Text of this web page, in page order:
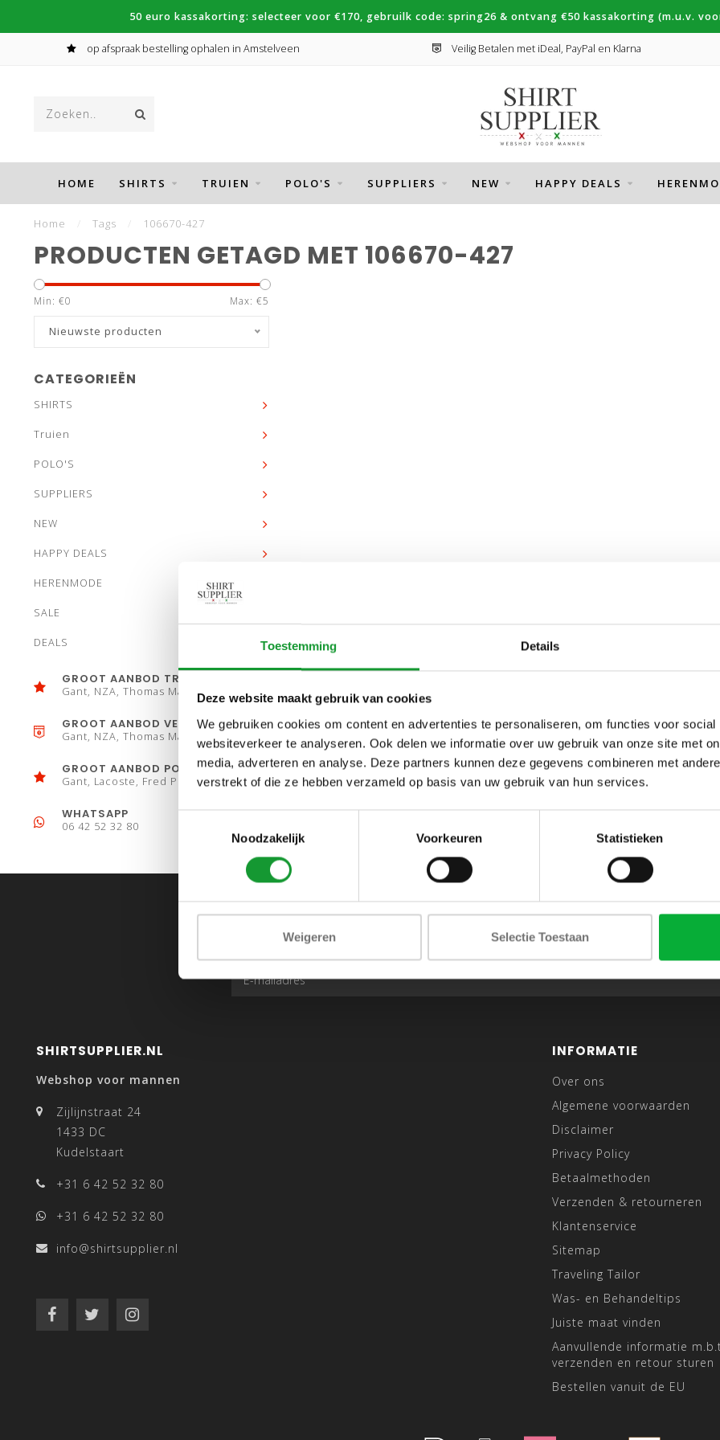
Toestemming Details
Deze website maakt gebruik van cookies
We gebruiken cookies om content en advertenties te personaliseren, om functies voor
websiteverkeer te analyseren. Ook delen we informatie over uw gebruik van onze site met
media, adverteren en analyse. Deze partners kunnen deze gegevens combineren met
verstrekt of die ze hebben verzameld op basis van uw gebruik van hun services.
Noodzakelijk
Voorkeuren Statistieken
Weigeren Selectie Toestaan
50 euro kassakorting: selecteer voor €170, gebruilk code: spring26 & ontvang €50 kassakorting (m.u.v.
op afspraak bestelling ophalen in Amstelveen Veilig Betalen met iDeal, PayPal en Klarna
HOME SHIRTS TRUIEN POLO'S SUPPLIERS NEW HAPPY DEALS
Home Tags 106670-427
PRODUCTEN GETAGD MET 106670-427
Min: €0 Max: €5
Nieuwste producten
CATEGORIEËN
SHIRTS
Truien
POLO'S
SUPPLIERS
NEW
HAPPY DEALS
HERENMODE
SALE
DEALS
GROOT AANBOD TRUIEN
Gant, NZA, Thomas Maine
GROOT AANBOD VESTEN
Gant, NZA, Thomas Maine
GROOT AANBOD POLO´S
Gant, Lacoste, Fred Perry
WHATSAPP
06 42 52 32 80
SHIRTSUPPLIER.NL
Webshop voor mannen
Zijlijnstraat 24
1433 DC
Kudelstaart
+31 6 42 52 32 80
+31 6 42 52 32 80
info@shirtsupplier.nl
INFORMATIE
Over ons
Algemene voorwaarden
Disclaimer
Privacy Policy
Betaalmethoden
Verzenden & retourneren
Klantenservice
Sitemap
Traveling Tailor
Was- en Behandeltips
Juiste maat vinden
Aanvullende informatie
verzenden en retour sturen
Bestellen vanuit de EU